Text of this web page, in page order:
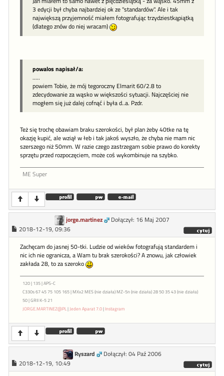
3 edycji był chyba najbardziej ok ze "standardów". Ale i tak
największą przyjemność miałem fotografując trzydziestkąpiątką
(dlatego znów do niej wracam)
powalos napisał/a:
.....
powiem Tobie, że mój tegoroczny Elmarit 60/2.8 to
zdecydowanie za wąsko w większości sytuacji. Najczęściej nie
mogłem się już dalej cofnąć i była d..a. Pzdr.
Też się trochę obawiam braku szerokości, był plan żeby 40tke na tę
okazję kupić, ale wziął w łeb i tak jakoś wyszło, że chyba nie mam nic
szerszego niż 50mm. W razie czego zastrzegam sobie prawo do korekty
sprzętu przed rozpoczęciem, może coś wykombinuje na szybko.
ME Super
jorge.martinez
Dołączył: 16 Maj 2007
2018-12-19, 09:36
Zachęcam do jasnej 50-tki. Ludzie od wieków fotografują standardem i
nic ich nie ogranicza, a Wam tu brak szerokości? A znowu, jak człowiek
zakłada 28, to za szeroko
120 | 135 | APS-C
C330s 67 45 75 105 165 | MXx2 MES (nie działa) MZ-5n (nie działa) 28 50 35 43 (nie działa)
50 | GRII K-5 21
JORGE.MARTINEZ@PL| Jeden Aparat 7.0|Instagram
Ryszard
Dołączył: 04 Paź 2006
2018-12-19, 10:49